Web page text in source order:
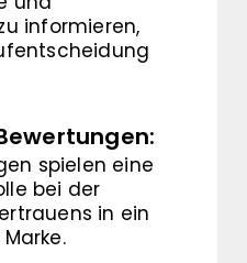
informieren,
spielen eine
bei der
in ein